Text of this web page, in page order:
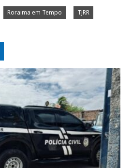
Roraima em Tempo TJRR